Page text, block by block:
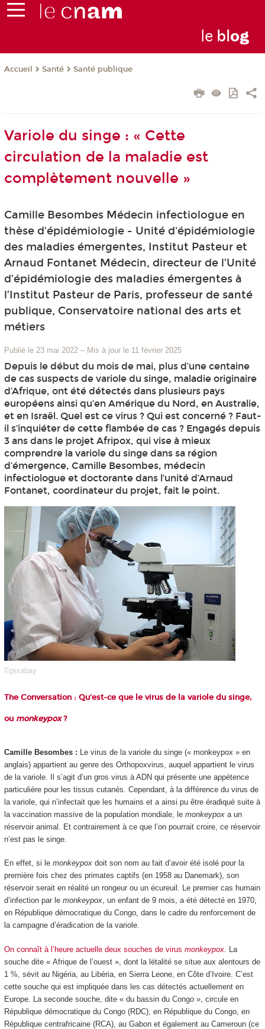
le blog
Accueil Santé Santé publique
Variole du singe : « Cette
circulation de la maladie est
complètement nouvelle »
Camille Besombes Médecin infectiologue en
thèse d'épidémiologie - Unité d'épidémiologie
des maladies émergentes, Institut Pasteur et
Arnaud Fontanet Médecin, directeur de l’Unité
d’épidémiologie des maladies émergentes à
l’Institut Pasteur de Paris, professeur de santé
publique, Conservatoire national des arts et
métiers
Publié le 23 mai 2022 – Mis à jour le 11 février 2025
Depuis le début du mois de mai, plus d’une centaine
de cas suspects de variole du singe, maladie originaire
d’Afrique, ont été détectés dans plusieurs pays
européens ainsi qu’en Amérique du Nord, en Australie,
et en Israël. Quel est ce virus ? Qui est concerné ? Faut-
il s’inquiéter de cette flambée de cas ? Engagés depuis
3 ans dans le projet Afripox, qui vise à mieux
comprendre la variole du singe dans sa région
d’émergence, Camille Besombes, médecin
infectiologue et doctorante dans l’unité d’Arnaud
Fontanet, coordinateur du projet, fait le point.
©pixabay
The Conversation : Qu'est-ce que le virus de la variole du singe,
ou monkeypox?
Camille Besombes : Le virus de la variole du singe (« monkeypox » en
anglais) appartient au genre des Orthopoxvirus, auquel appartient le virus
de la variole. Il s’agit d’un gros virus à ADN qui présente une appétence
particulière pour les tissus cutanés. Cependant, à la différence du virus de
la variole, qui n’infectait que les humains et a ainsi pu être éradiqué suite à
la vaccination massive de la population mondiale, le monkeypoxa un
réservoir animal. Et contrairement à ce que l’on pourrait croire, ce réservoir
n’est pas le singe.
En effet, si le monkeypoxdoit son nom au fait d’avoir été isolé pour la
première fois chez des primates captifs (en 1958 au Danemark), son
réservoir serait en réalité un rongeur ou un écureuil. Le premier cas humain
d’infection par le monkeypox, un enfant de 9 mois, a été détecté en 1970,
en République démocratique du Congo, dans le cadre du renforcement de
la campagne d’éradication de la variole.
On connaît à l’heure actuelle deux souches de virus monkeypox. La
souche dite « Afrique de l’ouest », dont la létalité se situe aux alentours de
1 %, sévit au Nigéria, au Libéria, en Sierra Leone, en Côte d’Ivoire. C’est
cette souche qui est impliquée dans les cas détectés actuellement en
Europe. La seconde souche, dite « du bassin du Congo », circule en
République démocratique du Congo (RDC), en République du Congo, en
République centrafricaine (RCA), au Gabon et également au Cameroun (ce